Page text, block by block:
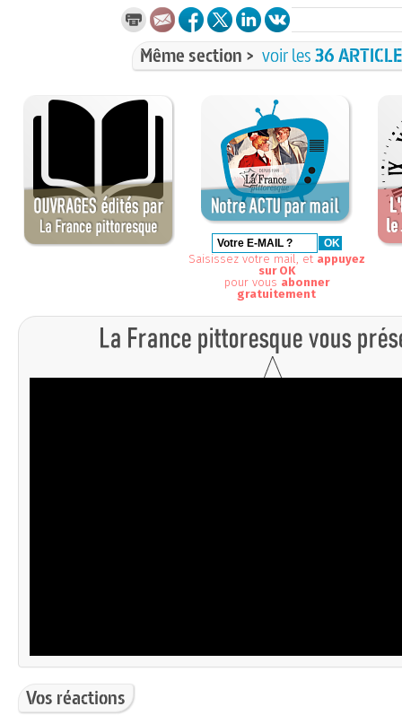
Même section > voir les36
Saisissez votre mail, et appuyez
sur OK
pour vous abonner
gratuitement
Vos réactions